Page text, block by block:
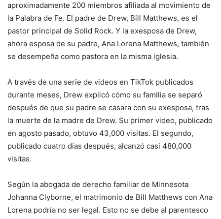
aproximadamente 200 miembros afiliada al movimiento de
la Palabra de Fe. El padre de Drew, Bill Matthews, es el
pastor principal de Solid Rock. Y la exesposa de Drew,
ahora esposa de su padre, Ana Lorena Matthews, también
se desempeña como pastora en la misma iglesia.
A través de una serie de videos en TikTok publicados
durante meses, Drew explicó cómo su familia se separó
después de que su padre se casara con su exesposa, tras
la muerte de la madre de Drew. Su primer video, publicado
en agosto pasado, obtuvo 43,000 visitas. El segundo,
publicado cuatro días después, alcanzó casi 480,000
visitas.
Según la abogada de derecho familiar de Minnesota
Johanna Clyborne, el matrimonio de Bill Matthews con Ana
Lorena podría no ser legal. Esto no se debe al parentesco